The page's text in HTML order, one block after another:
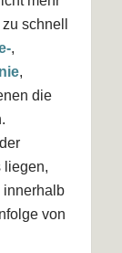
schnell
,
,
die
liegen,
innerhalb
von